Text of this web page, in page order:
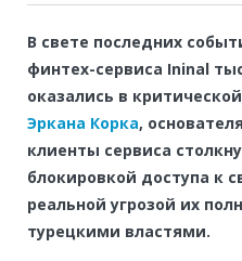
В свете последних
финтех-сервиса Ininal
оказались в
Эркана Корка,
клиенты сервиса
блокировкой доступа к
реальной угрозой их
турецкими властями.